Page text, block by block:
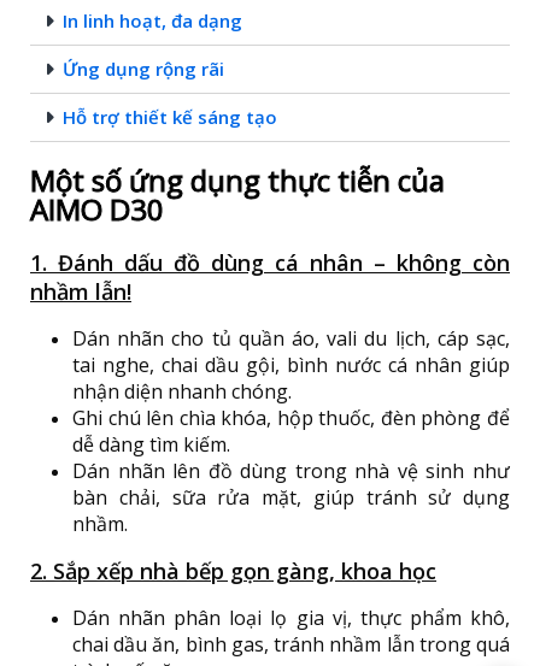
In linh hoạt, đa dạng
Ứng dụng rộng rãi
Hỗ trợ thiết kế sáng tạo
Một số ứng dụng thực tiễn của
AIMO D30
1. Đánh dấu đồ dùng cá nhân – không còn
nhầm lẫn!
Dán nhãn cho tủ quần áo, vali du lịch, cáp sạc,
tai nghe, chai dầu gội, bình nước cá nhân giúp
nhận diện nhanh chóng.
Ghi chú lên chìa khóa, hộp thuốc, đèn phòng để
dễ dàng tìm kiếm.
Dán nhãn lên đồ dùng trong nhà vệ sinh như
bàn chải, sữa rửa mặt, giúp tránh sử dụng
nhầm.
2. Sắp xếp nhà bếp gọn gàng, khoa học
Dán nhãn phân loại lọ gia vị, thực phẩm khô,
chai dầu ăn, bình gas, tránh nhầm lẫn trong quá